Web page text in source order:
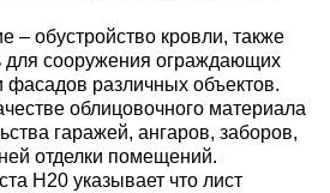
– обустройство кровли, также
для сооружения ограждающих
фасадов различных объектов.
облицовочного материала
гаражей, ангаров, заборов,
отделки помещений.
Н20 указывает что лист